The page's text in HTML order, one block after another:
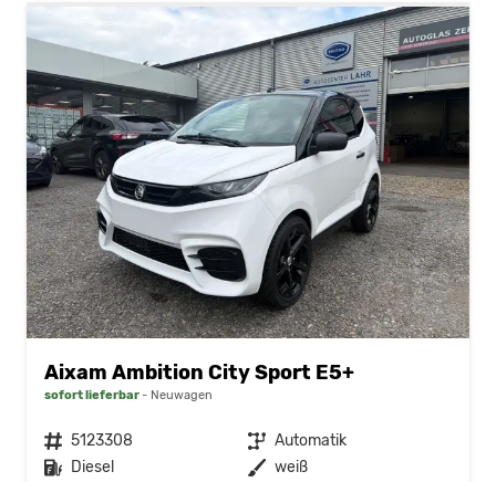
Aixam Ambition City Sport E5+
sofort lieferbar Neuwagen
Fahrzeugnr. 5123308 Getriebe Automatik
Kraftstoff Diesel Außenfarbe weiß